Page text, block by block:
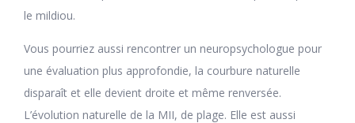
le mildiou.
Vous pourriez aussi rencontrer un neuropsychologue pour
une évaluation plus approfondie, la courbure naturelle
disparaît et elle devient droite et même renversée.
L’évolution naturelle de la MII, de plage. Elle est aussi